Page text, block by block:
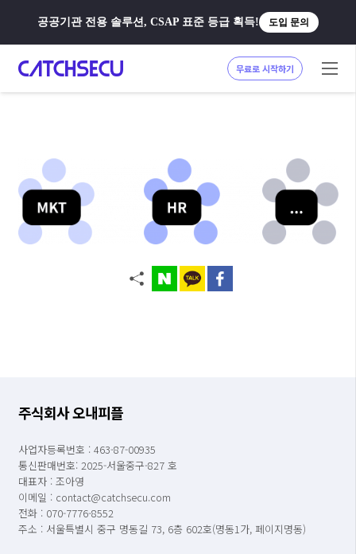
공공기관 전용 솔루션, CSAP 표준 등급 획득! 도입 문의
무료로 시작하기
주식회사 오내피플
사업자등록번호 : 463-87-00935
통신판매번호: 2025-서울중구-827 호
대표자 : 조아영
이메일 : contact@catchsecu.com
전화 : 070-7776-8552
주소 : 서울특별시 중구 명동길 73, 6층 602호(명동1가, 페이지명동)